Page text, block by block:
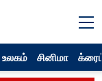
உலகம் சினிமா